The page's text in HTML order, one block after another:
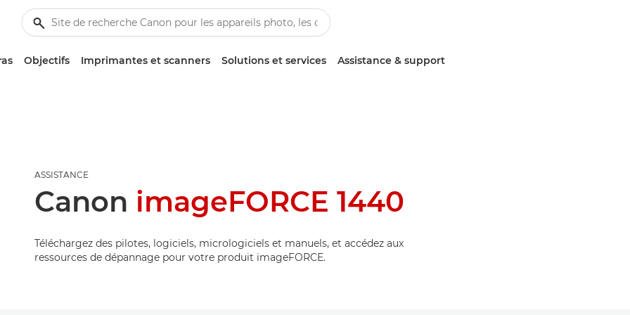
Objectifs Imprimantes et scanners Solutions et services Assistance & support
ASSISTANCE
Canon imageFORCE 1440
Téléchargez des pilotes, logiciels, micrologiciels et manuels, et accédez aux
ressources de dépannage pour votre produit imageFORCE.